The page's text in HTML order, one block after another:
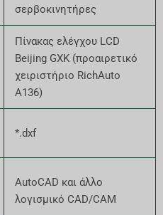
σερβοκινητήρες
Πίνακας ελέγχου LCD
Beijing GXK (προαιρετικό
χειριστήριο RichAuto
A136)
*.dxf
AutoCAD και άλλο
λογισμικό CAD/CAM